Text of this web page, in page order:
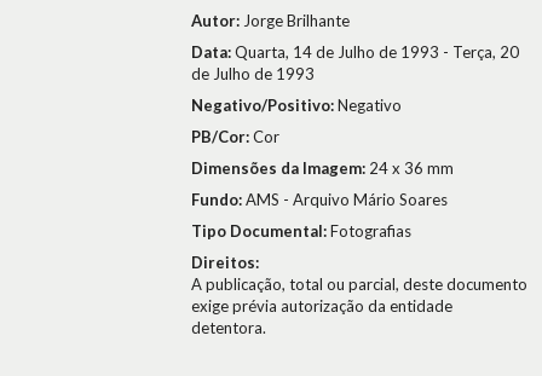
Autor: Jorge Brilhante
Data:Quarta, 14 de Julho de 1993 - Terça, 20
de Julho de 1993
Negativo/Positivo:Negativo
PB/Cor:Cor
Dimensões da Imagem: 24 x 36 mm
Fundo:AMS - Arquivo Mário Soares
Tipo Documental:Fotografias
Direitos:
A publicação, total ou parcial, deste documento
exige prévia autorização da entidade
detentora.